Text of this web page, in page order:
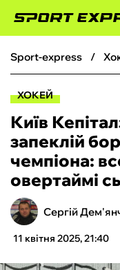
ФУТБОЛ
БОКС
ХОКЕЙ
ТЕНІС
КІБЕРСПОРТ
sport-express
ХОКЕЙ
Київ
запеклій
чемпіона:
овертаймі
Сергій
11 квітня 2025, 21:40